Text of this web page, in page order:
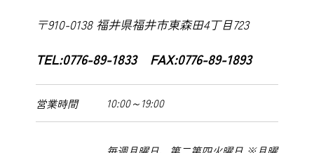
〒910-0138 福井県福井市東森田4丁目723
TEL:0776-89-1833 FAX:0776-89-1893
営業時間 10:00～19:00